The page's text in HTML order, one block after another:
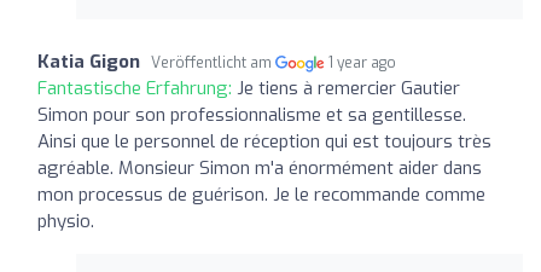
Katia Gigon Veröffentlicht am 1 year ago
Fantastische Erfahrung: Je tiens à remercier Gautier
Simon pour son professionnalisme et sa gentillesse.
Ainsi que le personnel de réception qui est toujours très
agréable. Monsieur Simon m'a énormément aider dans
mon processus de guérison. Je le recommande comme
physio.